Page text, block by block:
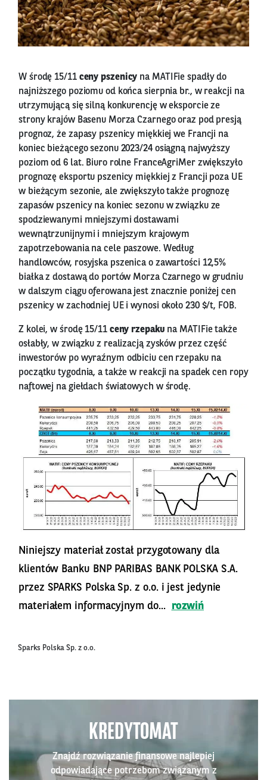
W środę 15/11 ceny pszenicy na MATIFie spadły do
najniższego poziomu od końca sierpnia br., w reakcji na
utrzymującą się silną konkurencję w eksporcie ze
strony krajów Basenu Morza Czarnego oraz pod presją
prognoz, że zapasy pszenicy miękkiej we Francji na
koniec bieżącego sezonu 2023/24 osiągną najwyższy
poziom od 6 lat. Biuro rolne FranceAgriMer zwiększyło
prognozę eksportu pszenicy miękkiej z Francji poza UE
w bieżącym sezonie, ale zwiększyło także prognozę
zapasów pszenicy na koniec sezonu w związku ze
spodziewanymi mniejszymi dostawami
wewnątrzunijnymi i mniejszym krajowym
zapotrzebowania na cele paszowe. Według
handlowców, rosyjska pszenica o zawartości 12,5%
białka z dostawą do portów Morza Czarnego w grudniu
w dalszym ciągu oferowana jest znacznie poniżej cen
pszenicy w zachodniej UE i wynosi około 230 $/t, FOB.
Z kolei, w środę 15/11 ceny rzepaku na MATIFie także
osłabły, w związku z realizacją zysków przez część
inwestorów po wyraźnym odbiciu cen rzepaku na
początku tygodnia, a także w reakcji na spadek cen ropy
naftowej na giełdach światowych w środę.
Niniejszy materiał został przygotowany dla
klientów Banku BNP PARIBAS BANK POLSKA S.A.
przez SPARKS Polska Sp. z o.o. i jest jedynie
materiałem informacyjnym do...
rozwiń
Sparks Polska Sp. z o.o.
KREDYTOMAT
Znajdź rozwiązanie finansowe najlepiej
odpowiadające potrzebom związanym z